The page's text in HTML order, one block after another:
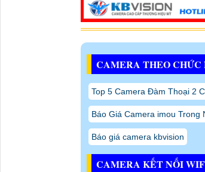
CAMERA THEO CHỨC
Top 5 Camera Đàm Thoại 2
Báo Giá Camera imou Trong
Báo giá camera kbvision
CAMERA KẾT NỐI